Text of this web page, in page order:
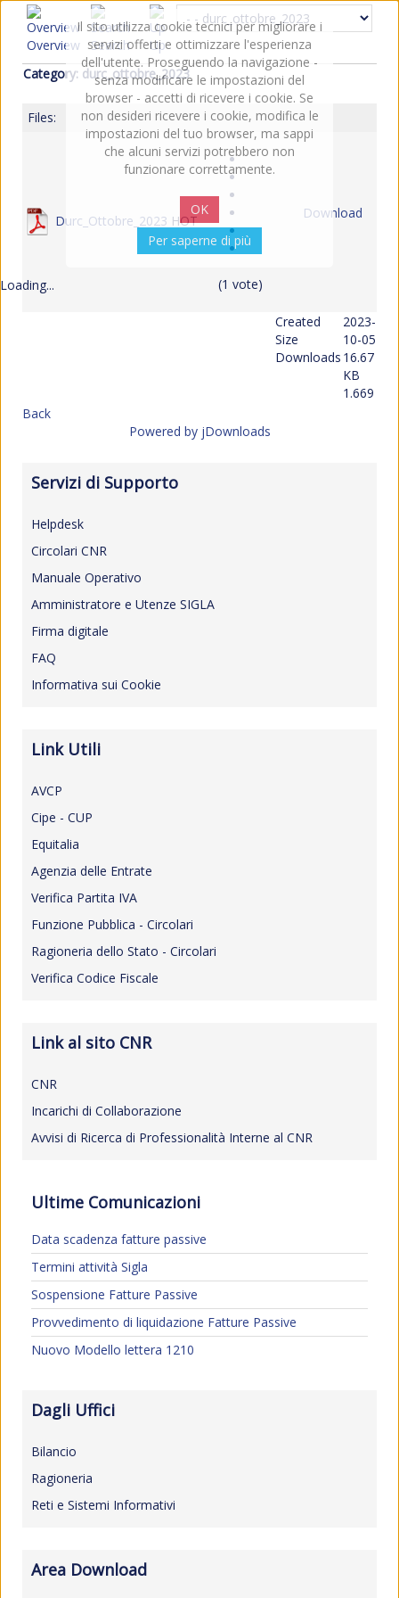
Il sito utilizza cookie tecnici per migliorare i
servizi offerti e ottimizzare l'esperienza
dell'utente. Proseguendo la navigazione -
senza modificare le impostazioni del
browser - accetti di ricevere i cookie. Se
non desideri ricevere i cookie, modifica le
impostazioni del tuo browser, ma sappi
che alcuni servizi potrebbero non
funzionare correttamente.
OK
Per saperne di più
Loading...
Overview Search
Up
Category: durc_ottobre_2023
Files:
Durc_Ottobre_2023 HOT
(1 vote)
Download
Created
Size
Downloads
2023-
10-05
16.67
KB
1.669
Back
Powered by jDownloads
Servizi di Supporto
Helpdesk
Circolari CNR
Manuale Operativo
Amministratore e Utenze SIGLA
Firma digitale
FAQ
Informativa sui Cookie
Link Utili
AVCP
Cipe - CUP
Equitalia
Agenzia delle Entrate
Verifica Partita IVA
Funzione Pubblica - Circolari
Ragioneria dello Stato - Circolari
Verifica Codice Fiscale
Link al sito CNR
CNR
Incarichi di Collaborazione
Avvisi di Ricerca di Professionalità Interne al CNR
Ultime Comunicazioni
Data scadenza fatture passive
Termini attività Sigla
Sospensione Fatture Passive
Provvedimento di liquidazione Fatture Passive
Nuovo Modello lettera 1210
Dagli Uffici
Bilancio
Ragioneria
Reti e Sistemi Informativi
Area Download